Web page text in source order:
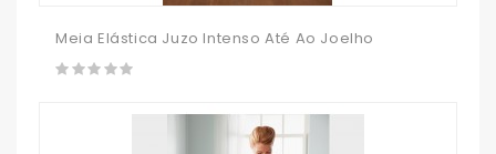
Meia Elástica Juzo Intenso Até Ao Joelho